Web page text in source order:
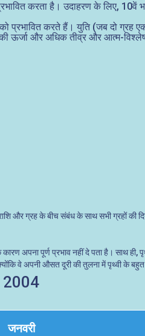
करता है। उदाहरण के लिए,
करते हैं। युति (जब दो ग्रह एक
ऊर्जा और अधिक तीव्र और आत्म-
और ग्रह के बीच संबंध के साथ सभी ग्रहों
अपना पूर्ण प्रभाव नहीं दे पता है। साथ
क्योंकि वे अपनी औसत दूरी की तुलना में पृथ्वी के
2004
जनवरी